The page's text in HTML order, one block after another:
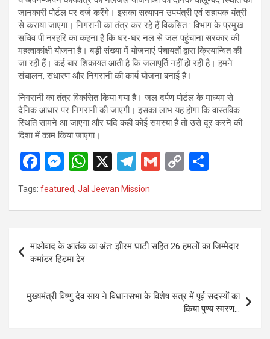
जानकारी पोर्टल पर दर्ज करेंगे। इसका सत्यापन उपयंत्री एवं सहायक यंत्री
से कराया जाएगा। निगरानी का तंत्र कर रहे हैं विकसित : विभाग के प्रमुख
सचिव पी नरहरि का कहना है कि घर-घर नल से जल पहुंचाना सरकार की
महत्वाकांक्षी योजना है। बड़ी संख्या में योजनाएं पंचायतों द्वारा क्रियान्वित की
जा रही हैं। कई बार शिकायत आती है कि जलापूर्ति नहीं हो रही है। हमने
संचालन, संधारण और निगरानी की कार्य योजना बनाई है।
निगरानी का तंत्र विकसित किया गया है। जल दर्पण पोर्टल के माध्यम से
दैनिक आधार पर निगरानी की जाएगी। इसका लाभ यह होगा कि वास्तविक
स्थिति सामने आ जाएगा और यदि कहीं कोई समस्या है तो उसे दूर करने की
दिशा में काम किया जाएगा।
F
a
ce
o
o
k
M
es
se
g
er
W
h
at
A
p
X
T
el
e
a
G
C
n
k
Tags: featured, Jal Jeevan Mission
navigation
माओवाद के आतंक का अंत: झीरम घाटी सहित 26 हमलों का जिम्मेदार
कमांडर हिड़मा ढेर
मुख्यमंत्री विष्णु देव साय ने विधानसभा के विशेष सत्र में पूर्व सदस्यों का
किया पुण्य स्मरण…